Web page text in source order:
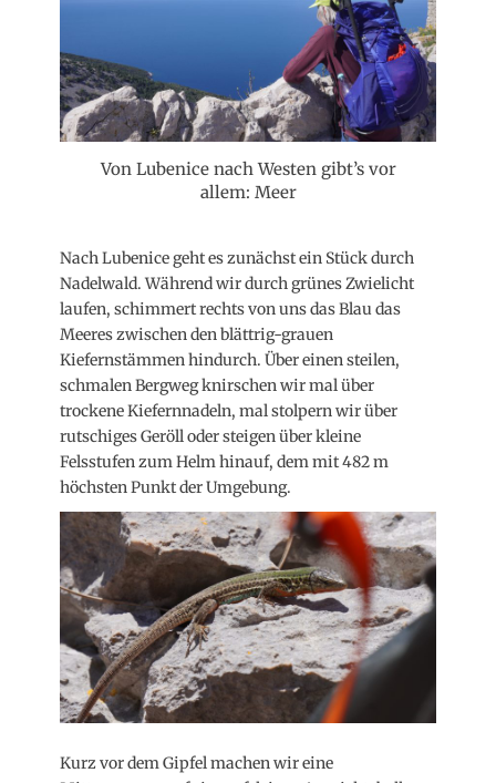
Von Lubenice nach Westen gibt’s vor
allem: Meer
Nach Lubenice geht es zunächst ein Stück durch
Nadelwald. Während wir durch grünes Zwielicht
laufen, schimmert rechts von uns das Blau das
Meeres zwischen den blättrig-grauen
Kiefernstämmen hindurch. Über einen steilen,
schmalen Bergweg knirschen wir mal über
trockene Kiefernnadeln, mal stolpern wir über
rutschiges Geröll oder steigen über kleine
Felsstufen zum Helm hinauf, dem mit 482 m
höchsten Punkt der Umgebung.
Kurz vor dem Gipfel machen wir eine